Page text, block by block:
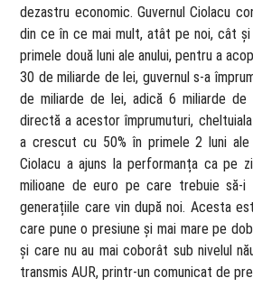
dezastru economic. Guvernul Ciolacu
din ce în ce mai mult, atât pe noi, cât și
primele două luni ale anului, pentru a
30 de miliarde de lei, guvernul s-a
de miliarde de lei, adică 6 miliarde
directă a acestor împrumuturi,
a crescut cu 50% în primele 2 luni ale
Ciolacu a ajuns la performanța ca pe
milioane de euro pe care trebuie
generațiile care vin după noi. Acesta
care pune o presiune și mai mare pe
și care nu au mai coborât sub nivelul
transmis AUR, printr-un comunicat de